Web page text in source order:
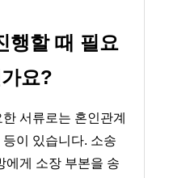
행할 때 필요
요?
서류로는 혼인관계
이 있습니다. 소송
에게 소장 부본을 송